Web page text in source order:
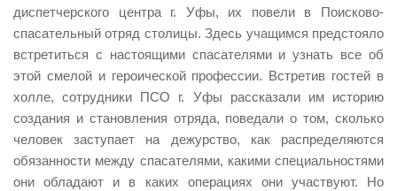
диспетчерского центра г. Уфы, их повели в Поисково-
спасательный отряд столицы. Здесь учащимся предстояло
встретиться с настоящими спасателями и узнать все об
этой смелой и героической профессии. Встретив гостей в
холле, сотрудники ПСО г. Уфы рассказали им историю
создания и становления отряда, поведали о том, сколько
человек заступает на дежурство, как распределяются
обязанности между спасателями, какими специальностями
они обладают и в каких операциях они участвуют. Но